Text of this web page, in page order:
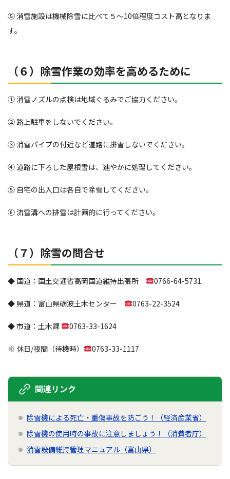
⑤ 消雪施設は機械除雪に比べて５～10倍程度コスト高となりま
す。
（６）除雪作業の効率を高めるために
① 消雪ノズルの点検は地域ぐるみでご協力ください。
② 路上駐車をしないでください。
③ 消雪パイプの付近など道路に排雪しないでください。
④ 道路に下ろした屋根雪は、速やかに処理してください。
⑤ 自宅の出入口は各自で除雪してください。
⑥ 流雪溝への排雪は計画的に行ってください。
（７）除雪の問合せ
◆ 国道：国土交通省高岡国道維持出張所 0766-64-5731
◆ 県道：富山県砺波土木センター 0763-22-3524
◆ 市道：土木課 0763-33-1624
※ 休日/夜間（待機時） 0763-33-1117
関連リンク
除雪機による死亡・重傷事故を防ごう！（経済産業省）
除雪機の使用時の事故に注意しましょう！（消費者庁）
消雪設備維持管理マニュアル（富山県）